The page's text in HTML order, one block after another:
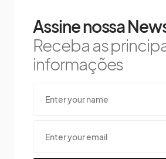
Assine nossa
Receba as
informações